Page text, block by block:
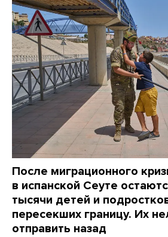
После миграционного
в испанской Сеуте
тысячи детей и
пересекших границу. Их
отправить назад